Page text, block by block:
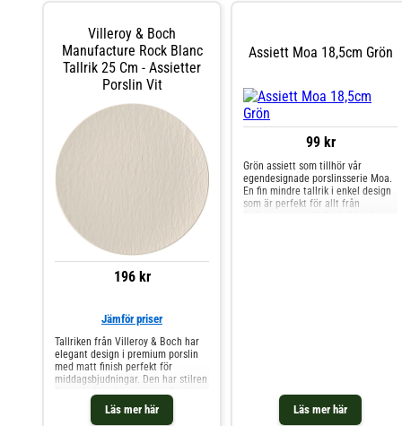
tillverkningsprocessen.- Finns i
flera färger.- Tillverkad i Tyskland.-
Gjord av porslin.Skötselråd för
tallriken- Tål mikrovågsugn.- Tål
diskmaskin. Shoppa Assietter och
Villeroy & Boch
Manufacture Rock Blanc
Tallrik 25 Cm - Assietter
Porslin Vit
196 kr
Läs mer här
Jämför priser
Tallriken från Villeroy & Boch har
elegant design i premium porslin
med matt finish perfekt för
middagsbjudningar. Den har stilren
form med vacker struktur. Den har
högkvalitativt material för
vardaglig användning. Mixa och
Assiett Moa 18,5cm Grön
99 kr
Läs mer här
Grön assiett som tillhör vår
egendesignade porslinsserie Moa.
En fin mindre tallrik i enkel design
som är perfekt för allt från